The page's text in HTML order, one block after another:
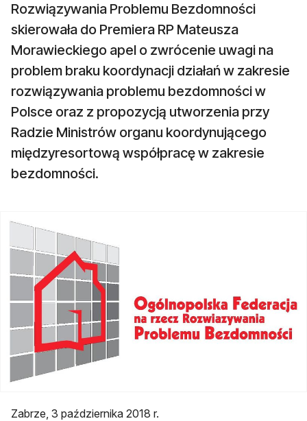
Rozwiązywania Problemu Bezdomności
skierowała do Premiera RP Mateusza
Morawieckiego apel o zwrócenie uwagi na
problem braku koordynacji działań w zakresie
rozwiązywania problemu bezdomności w
Polsce oraz z propozycją utworzenia przy
Radzie Ministrów organu koordynującego
międzyresortową współpracę w zakresie
bezdomności.
Zabrze, 3 października 2018 r.